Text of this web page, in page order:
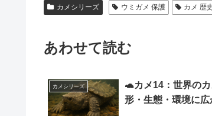
カメシリーズ ウミガメ 保護 カメ 歴史
あわせて読む
カメシリーズ
🐢カメ14：世界の
形・生態・環境に広